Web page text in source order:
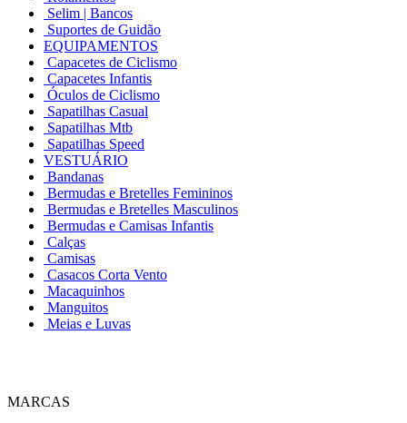
Selim | Bancos
Suportes de Guidão
EQUIPAMENTOS
Capacetes de Ciclismo
Capacetes Infantis
Óculos de Ciclismo
Sapatilhas Casual
Sapatilhas Mtb
Sapatilhas Speed
VESTUÁRIO
Bandanas
Bermudas e Bretelles Femininos
Bermudas e Bretelles Masculinos
Bermudas e Camisas Infantis
Calças
Camisas
Casacos Corta Vento
Macaquinhos
Manguitos
Meias e Luvas
MARCAS